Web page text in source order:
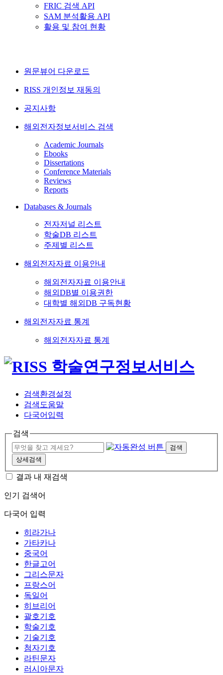
FRIC 검색 API
SAM 분석활용 API
활용 및 참여 현황
원문뷰어 다운로드
RISS 개인정보 재동의
공지사항
해외전자정보서비스 검색
Academic Journals
Ebooks
Dissertations
Conference Materials
Reviews
Reports
Databases & Journals
전자저널 리스트
학술DB 리스트
주제별 리스트
해외전자자료 이용안내
해외전자자료 이용안내
해외DB별 이용권한
대학별 해외DB 구독현황
해외전자자료 통계
해외전자자료 통계
검색환경설정
검색도움말
다국어입력
검색
검색
상세검색
결과 내 재검색
인기 검색어
다국어 입력
히라가나
가타카나
중국어
한글고어
그리스문자
프랑스어
독일어
히브리어
괄호기호
학술기호
기술기호
첨자기호
라틴문자
러시아문자